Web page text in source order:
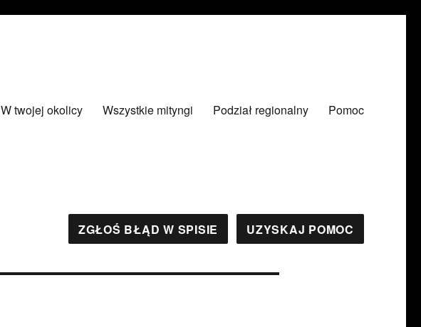
W twojej okolicy Wszystkie mityngi Podział regionalny Pomoc
ZGŁOŚ BŁĄD W SPISIE UZYSKAJ POMOC